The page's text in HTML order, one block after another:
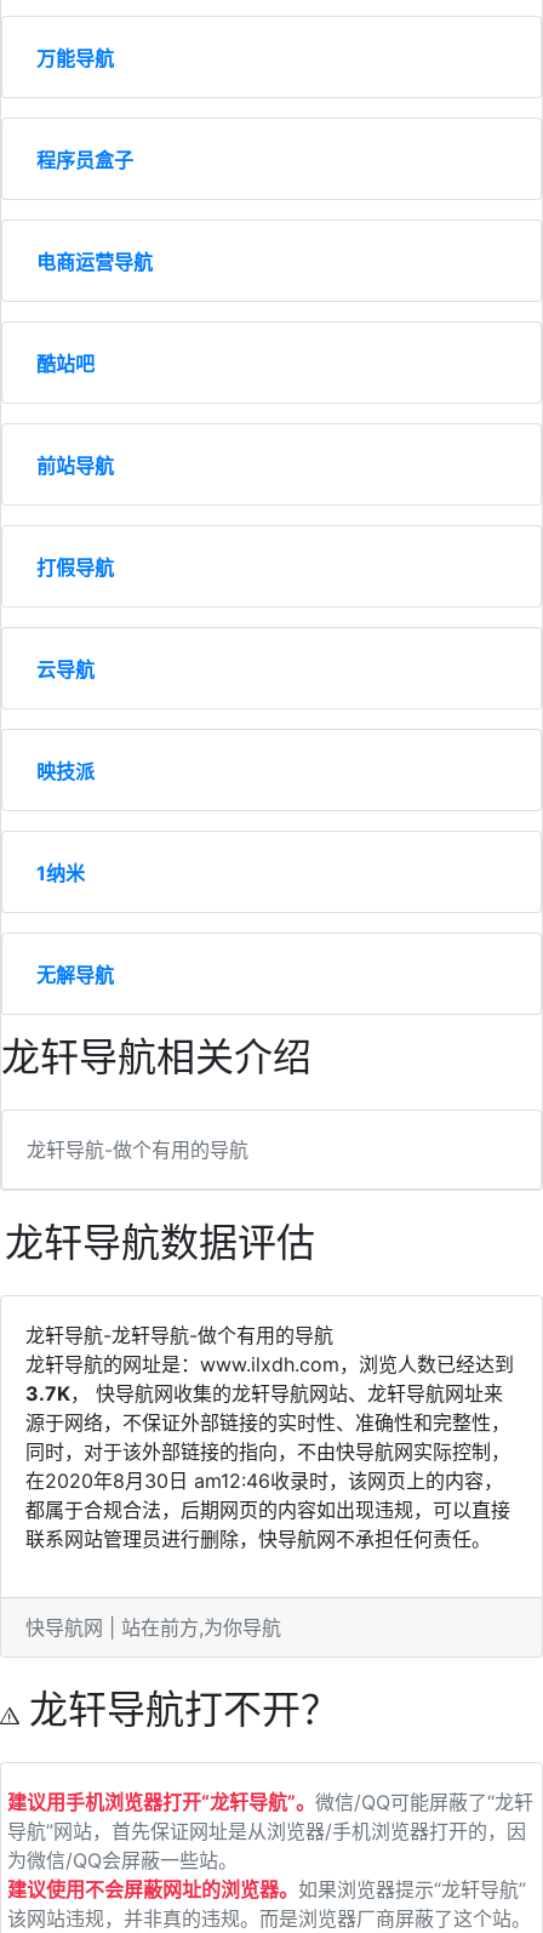
万能导航
程序员盒子
电商运营导航
酷站吧
前站导航
打假导航
云导航
映技派
1纳米
无解导航
龙轩导航相关介绍
龙轩导航-做个有用的导航
龙轩导航数据评估
龙轩导航-龙轩导航-做个有用的导航
龙轩导航的网址是：www.ilxdh.com，浏览人数已经达到
3.7K， 快导航网收集的龙轩导航网站、龙轩导航网址来
源于网络，不保证外部链接的实时性、准确性和完整性，
同时，对于该外部链接的指向，不由快导航网实际控制，
在2020年8月30日 am12:46收录时，该网页上的内容，
都属于合规合法，后期网页的内容如出现违规，可以直接
联系网站管理员进行删除，快导航网不承担任何责任。
快导航网 | 站在前方,为你导航
龙轩导航打不开？
建议用手机浏览器打开“龙轩导航”。 微信/QQ可能屏蔽了“龙轩
导航”网站，首先保证网址是从浏览器/手机浏览器打开的，因
为微信/QQ会屏蔽一些站。
建议使用不会屏蔽网址的浏览器。 如果浏览器提示“龙轩导航”
该网站违规，并非真的违规。而是浏览器厂商屏蔽了这个站。